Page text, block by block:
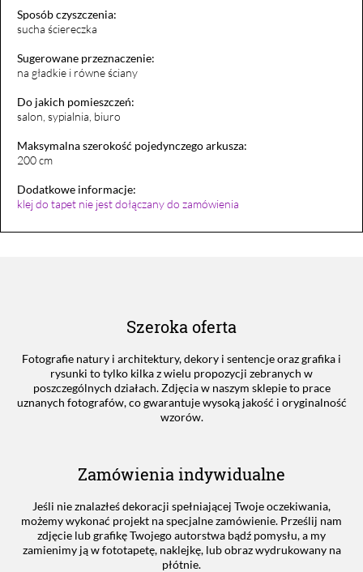
Sposób czyszczenia:
sucha ściereczka
Sugerowane przeznaczenie:
na gładkie i równe ściany
Do jakich pomieszczeń:
salon, sypialnia, biuro
Maksymalna szerokość pojedynczego arkusza:
200 cm
Dodatkowe informacje:
klej do tapet nie jest dołączany do zamówienia
Szeroka oferta
Fotografie natury i architektury, dekory i sentencje oraz grafika i
rysunki to tylko kilka z wielu propozycji zebranych w
poszczególnych działach. Zdjęcia w naszym sklepie to prace
uznanych fotografów, co gwarantuje wysoką jakość i oryginalność
wzorów.
Zamówienia indywidualne
Jeśli nie znalazłeś dekoracji spełniającej Twoje oczekiwania,
możemy wykonać projekt na specjalne zamówienie. Prześlij nam
zdjęcie lub grafikę Twojego autorstwa bądź pomysłu, a my
zamienimy ją w fototapetę, naklejkę, lub obraz wydrukowany na
płótnie.